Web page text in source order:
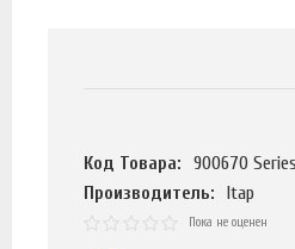
Код Товара:
900670 Series
Производитель:
Itap
Пока не оценен